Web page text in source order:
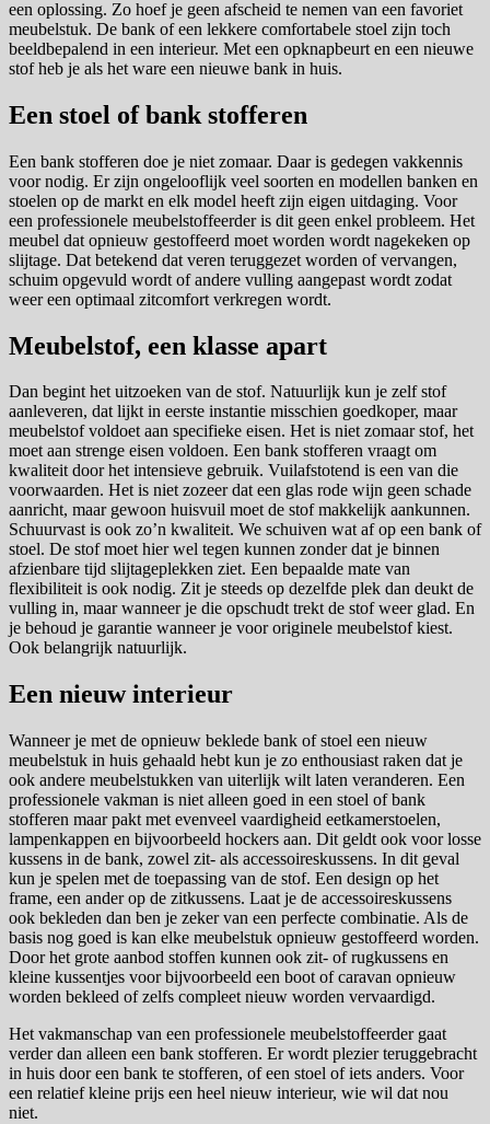
een oplossing. Zo hoef je geen afscheid te nemen van een favoriet
meubelstuk. De bank of een lekkere comfortabele stoel zijn toch
beeldbepalend in een interieur. Met een opknapbeurt en een nieuwe
stof heb je als het ware een nieuwe bank in huis.
Een stoel of bank stofferen
Een bank stofferen doe je niet zomaar. Daar is gedegen vakkennis
voor nodig. Er zijn ongelooflijk veel soorten en modellen banken en
stoelen op de markt en elk model heeft zijn eigen uitdaging. Voor
een professionele meubelstoffeerder is dit geen enkel probleem. Het
meubel dat opnieuw gestoffeerd moet worden wordt nagekeken op
slijtage. Dat betekend dat veren teruggezet worden of vervangen,
schuim opgevuld wordt of andere vulling aangepast wordt zodat
weer een optimaal zitcomfort verkregen wordt.
Meubelstof, een klasse apart
Dan begint het uitzoeken van de stof. Natuurlijk kun je zelf stof
aanleveren, dat lijkt in eerste instantie misschien goedkoper, maar
meubelstof voldoet aan specifieke eisen. Het is niet zomaar stof, het
moet aan strenge eisen voldoen. Een bank stofferen vraagt om
kwaliteit door het intensieve gebruik. Vuilafstotend is een van die
voorwaarden. Het is niet zozeer dat een glas rode wijn geen schade
aanricht, maar gewoon huisvuil moet de stof makkelijk aankunnen.
Schuurvast is ook zo’n kwaliteit. We schuiven wat af op een bank of
stoel. De stof moet hier wel tegen kunnen zonder dat je binnen
afzienbare tijd slijtageplekken ziet. Een bepaalde mate van
flexibiliteit is ook nodig. Zit je steeds op dezelfde plek dan deukt de
vulling in, maar wanneer je die opschudt trekt de stof weer glad. En
je behoud je garantie wanneer je voor originele meubelstof kiest.
Ook belangrijk natuurlijk.
Een nieuw interieur
Wanneer je met de opnieuw beklede bank of stoel een nieuw
meubelstuk in huis gehaald hebt kun je zo enthousiast raken dat je
ook andere meubelstukken van uiterlijk wilt laten veranderen. Een
professionele vakman is niet alleen goed in een stoel of bank
stofferen maar pakt met evenveel vaardigheid eetkamerstoelen,
lampenkappen en bijvoorbeeld hockers aan. Dit geldt ook voor losse
kussens in de bank, zowel zit- als accessoireskussens. In dit geval
kun je spelen met de toepassing van de stof. Een design op het
frame, een ander op de zitkussens. Laat je de accessoireskussens
ook bekleden dan ben je zeker van een perfecte combinatie. Als de
basis nog goed is kan elke meubelstuk opnieuw gestoffeerd worden.
Door het grote aanbod stoffen kunnen ook zit- of rugkussens en
kleine kussentjes voor bijvoorbeeld een boot of caravan opnieuw
worden bekleed of zelfs compleet nieuw worden vervaardigd.
Het vakmanschap van een professionele meubelstoffeerder gaat
verder dan alleen een bank stofferen. Er wordt plezier teruggebracht
in huis door een bank te stofferen, of een stoel of iets anders. Voor
een relatief kleine prijs een heel nieuw interieur, wie wil dat nou
niet.